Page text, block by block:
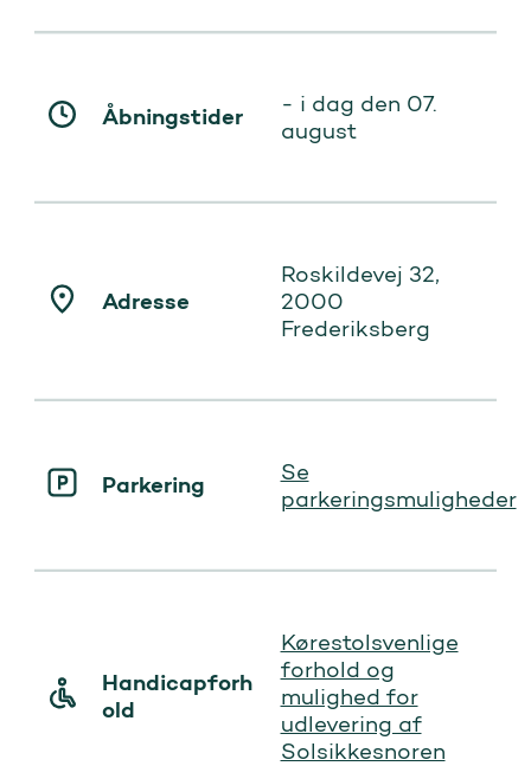
Åbningstider
- i dag den 07.
august
Adresse
Roskildevej 32,
2000
Frederiksberg
Parkering
Se
parkeringsmuligheder
Handicapforh
old
Kørestolsvenlige
forhold og
mulighed for
udlevering af
Solsikkesnoren